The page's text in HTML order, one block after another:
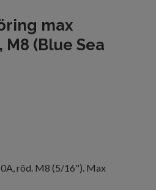
max
(Blue Sea
röd. M8 (5/16"). Max